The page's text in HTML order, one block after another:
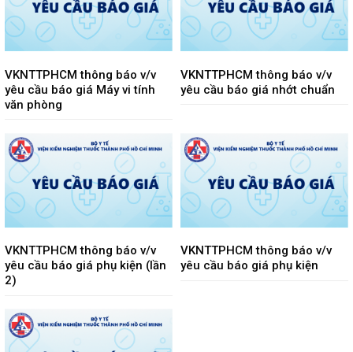
VKNTTPHCM thông báo v/v
yêu cầu báo giá Máy vi tính
văn phòng
VKNTTPHCM thông báo v/v
yêu cầu báo giá nhớt chuẩn
VKNTTPHCM thông báo v/v
yêu cầu báo giá phụ kiện (lần
2)
VKNTTPHCM thông báo v/v
yêu cầu báo giá phụ kiện